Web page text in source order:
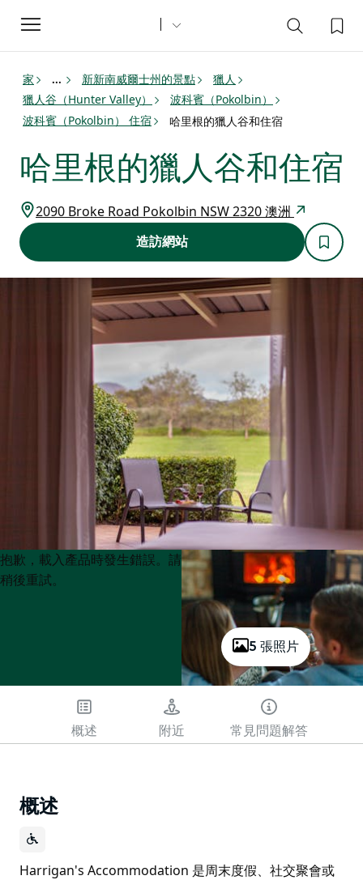
Toggle
navigation
家 ... 新新南威爾士州的景點
獵人
獵人谷（Hunter Valley）
波科賓（Pokolbin）
波科賓（Pokolbin） 住宿
哈里根的獵人谷和住宿
哈里根的獵人谷和住宿
2090 Broke Road Pokolbin NSW 2320 澳洲
造訪網站
5 張照片
Product
List
Product
List
抱歉，載入產品時發生錯誤。請
稍後重試。
概述 附近 常見問題解答
概述
Harrigan's Accommodation 是周末度假、社交聚會或